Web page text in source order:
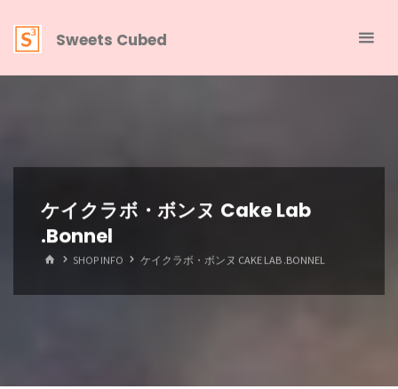
Sweets Cubed
ケイクラボ・ボンヌ Cake Lab
.Bonnel
SHOP INFO ケイクラボ・ボンヌ CAKE LAB .BONNEL